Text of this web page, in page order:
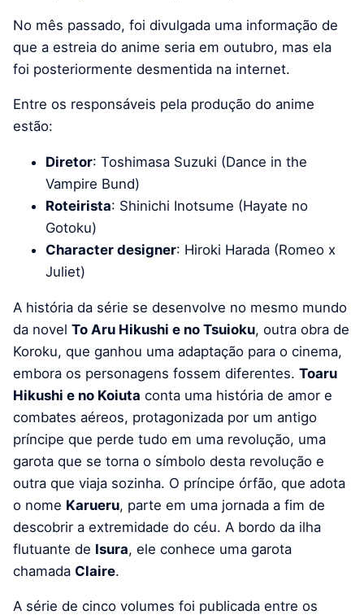
No mês passado, foi divulgada uma informação de
que a estreia do anime seria em outubro, mas ela
foi posteriormente desmentida na internet.
Entre os responsáveis pela produção do anime
estão:
Diretor: Toshimasa Suzuki (Dance in the
Vampire Bund)
Roteirista: Shinichi Inotsume (Hayate no
Gotoku)
Character designer: Hiroki Harada (Romeo x
Juliet)
A história da série se desenvolve no mesmo mundo
da novel To Aru Hikushi e no Tsuioku, outra obra de
Koroku, que ganhou uma adaptação para o cinema,
embora os personagens fossem diferentes. Toaru
Hikushi e no Koiuta conta uma história de amor e
combates aéreos, protagonizada por um antigo
príncipe que perde tudo em uma revolução, uma
garota que se torna o símbolo desta revolução e
outra que viaja sozinha. O príncipe órfão, que adota
o nome Karueru, parte em uma jornada a fim de
descobrir a extremidade do céu. A bordo da ilha
flutuante de Isura, ele conhece uma garota
chamada Claire.
A série de cinco volumes foi publicada entre os